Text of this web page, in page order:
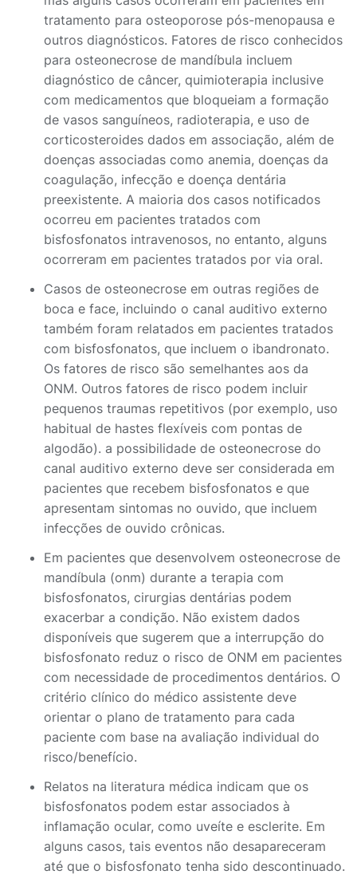
tratamento para osteoporose pós-menopausa e
outros diagnósticos. Fatores de risco conhecidos
para osteonecrose de mandíbula incluem
diagnóstico de câncer, quimioterapia inclusive
com medicamentos que bloqueiam a formação
de vasos sanguíneos, radioterapia, e uso de
corticosteroides dados em associação, além de
doenças associadas como anemia, doenças da
coagulação, infecção e doença dentária
preexistente. A maioria dos casos notificados
ocorreu em pacientes tratados com
bisfosfonatos intravenosos, no entanto, alguns
ocorreram em pacientes tratados por via oral.
Casos de osteonecrose em outras regiões de
boca e face, incluindo o canal auditivo externo
também foram relatados em pacientes tratados
com bisfosfonatos, que incluem o ibandronato.
Os fatores de risco são semelhantes aos da
ONM. Outros fatores de risco podem incluir
pequenos traumas repetitivos (por exemplo, uso
habitual de hastes flexíveis com pontas de
algodão). a possibilidade de osteonecrose do
canal auditivo externo deve ser considerada em
pacientes que recebem bisfosfonatos e que
apresentam sintomas no ouvido, que incluem
infecções de ouvido crônicas.
Em pacientes que desenvolvem osteonecrose de
mandíbula (onm) durante a terapia com
bisfosfonatos, cirurgias dentárias podem
exacerbar a condição. Não existem dados
disponíveis que sugerem que a interrupção do
bisfosfonato reduz o risco de ONM em pacientes
com necessidade de procedimentos dentários. O
critério clínico do médico assistente deve
orientar o plano de tratamento para cada
paciente com base na avaliação individual do
risco/benefício.
Relatos na literatura médica indicam que os
bisfosfonatos podem estar associados à
inflamação ocular, como uveíte e esclerite. Em
alguns casos, tais eventos não desapareceram
até que o bisfosfonato tenha sido descontinuado.